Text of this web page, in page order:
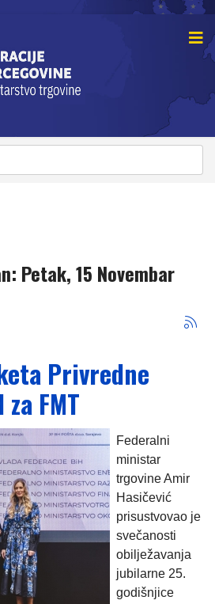
Petak, 15 Novembar
Privredne
FMT
Federalni
ministar
trgovine Amir
Hasičević
prisustvovao je
svečanosti
obilježavanja
jubilarne 25.
godišnjice